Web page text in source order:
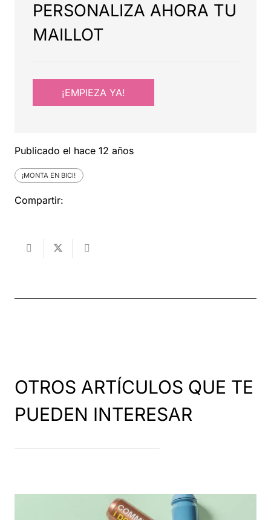
PERSONALIZA AHORA TU
MAILLOT
¡EMPIEZA YA!
Publicado el hace 12 años
¡MONTA EN BICI!
Compartir:
OTROS ARTÍCULOS QUE TE
PUEDEN INTERESAR